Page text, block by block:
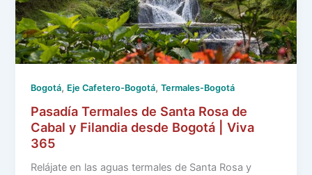
Bogotá, Eje Cafetero-Bogotá,Termales-Bogotá
Pasadía Termales de Santa Rosa de
Cabal y Filandia desde Bogotá | Viva
365
Relájate en las aguas termales de Santa Rosa y